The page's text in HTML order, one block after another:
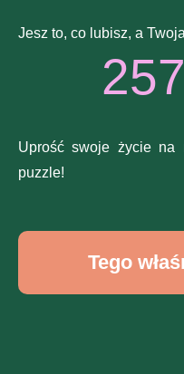
Jesz to, co lubisz, a
Uprość swoje życie na
puzzle!
Tego